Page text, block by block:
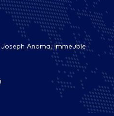
Anoma, Immeuble